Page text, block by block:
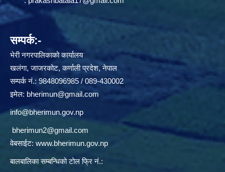
सम्पर्क:-
भेरी नगरपालिकाको कार्यालय
खलंगा, जाजरकोट, कर्णाली प्रदेश, नेपाल
सम्पर्क नं.: 9848096985 / 089-430002
इमेल: bherimun@gmail.com
info@bherimun.gov.np
bherimun2@gmail.com
वेबसाईट: www.bherimun.gov.np
बालबालिका सम्बन्धिको टोल फ्रि नं.: